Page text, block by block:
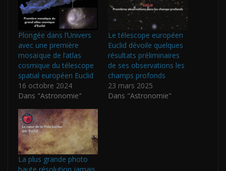
Plongée dans l’Univers
avec une première
mosaïque de l’atlas
cosmique du télescope
spatial européen Euclid
16 octobre 2024
Dans "Astronomie"
Le télescope européen
Euclid dévoile quelques
résultats préliminaires
de ses observations les
champs profonds
23 mars 2025
Dans "Astronomie"
La plus grande photo